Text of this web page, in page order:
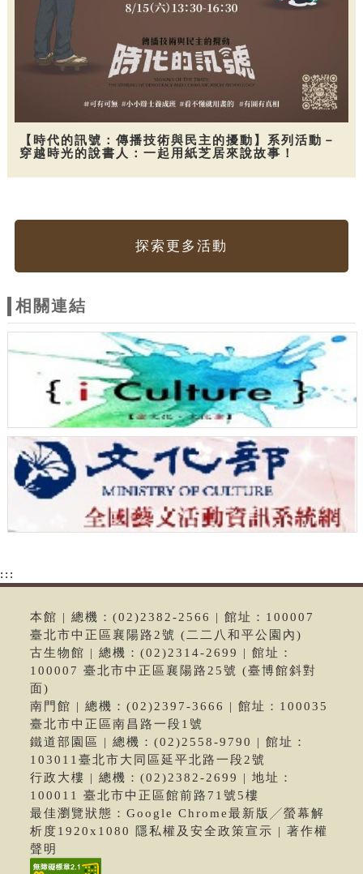
【時代的訊號：傳播技術與民主的擾動】系列活動－
穿越時光的說書人：一起用紙芝居來說故事！
探索更多活動
相關連結
:::
本館 | 總機：(02)2382-2566 | 館址：100007
臺北市中正區襄陽路2號 (二二八和平公園內)
古生物館 | 總機：(02)2314-2699 | 館址：
100007 臺北市中正區襄陽路25號 (臺博館斜對
面)
南門館 | 總機：(02)2397-3666 | 館址：100035
臺北市中正區南昌路一段1號
鐵道部園區 | 總機：(02)2558-9790 | 館址：
103011臺北市大同區延平北路一段2號
行政大樓 | 總機：(02)2382-2699 | 地址：
100011 臺北市中正區館前路71號5樓
最佳瀏覽狀態：Google Chrome最新版╱螢幕解
析度1920x1080 隱私權及安全政策宣示 | 著作權
聲明